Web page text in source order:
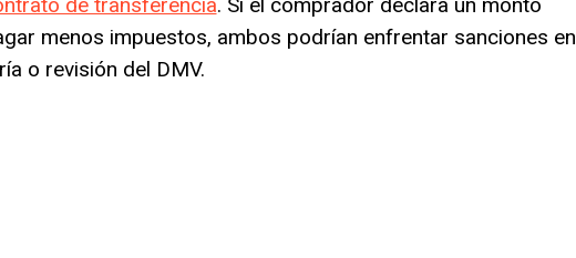
menos impuestos, ambos podrían enfrentar sanciones en
o revisión del DMV.